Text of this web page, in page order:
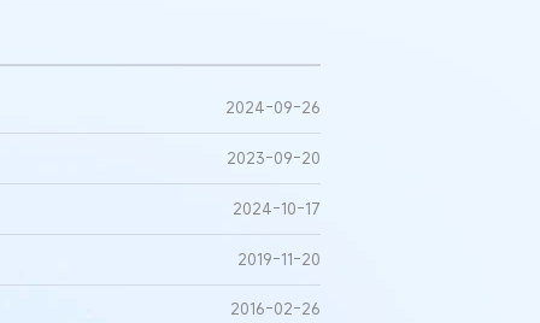
2024-09-26
2023-09-20
2024-10-17
2019-11-20
2016-02-26